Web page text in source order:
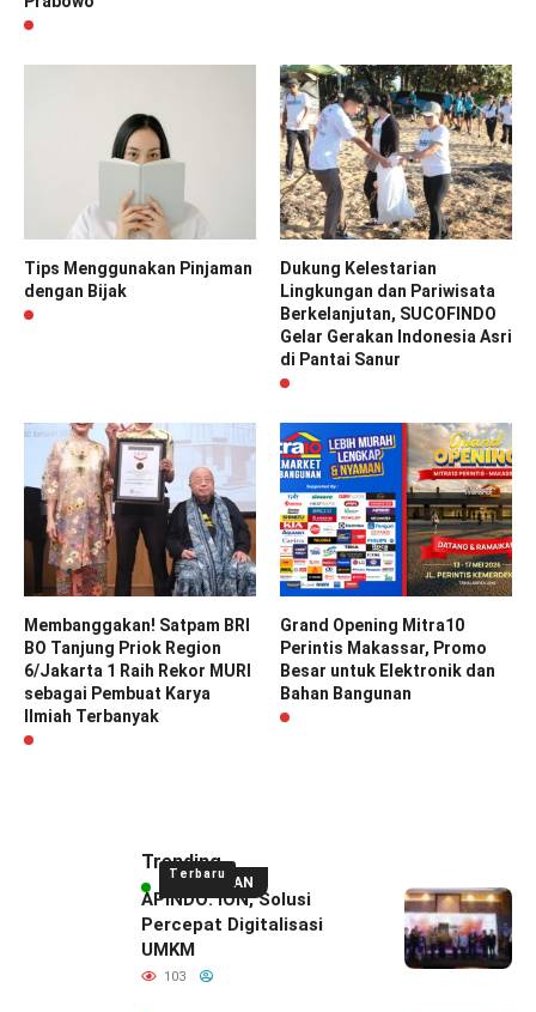
Tips Menggunakan Pinjaman
dengan Bijak
Dukung Kelestarian
Lingkungan dan Pariwisata
Berkelanjutan, SUCOFINDO
Gelar Gerakan Indonesia Asri
di Pantai Sanur
Membanggakan! Satpam BRI
BO Tanjung Priok Region
6/Jakarta 1 Raih Rekor MURI
sebagai Pembuat Karya
Ilmiah Terbanyak
Grand Opening Mitra10
Perintis Makassar, Promo
Besar untuk Elektronik dan
Bahan Bangunan
UNGGULAN
Terbaru
Trending
APINDO: ION, Solusi
Percepat Digitalisasi
UMKM
103